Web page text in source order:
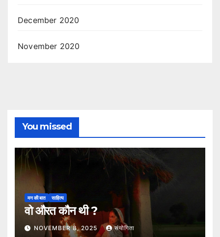
December 2020
November 2020
You missed
मन की बात साहित्य
वो औरत कौन थी ?
NOVEMBER 8, 2025 संयोगिता